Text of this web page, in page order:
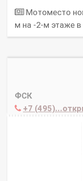
Мотоместо
м на -2-м этаже
ФСК
+7